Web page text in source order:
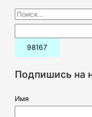
П
о
и
:Подпишись на
Имя